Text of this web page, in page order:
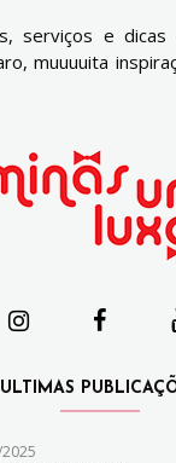
serviços e dicas
muuuuita
ULTIMAS